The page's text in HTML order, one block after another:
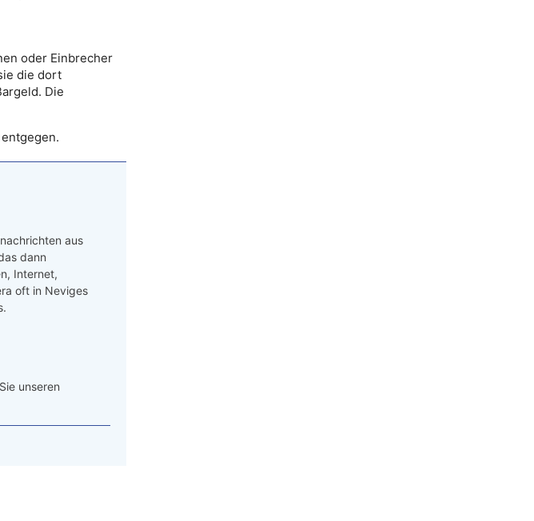
oder Einbrecher
die dort
Die
aus
dann
Internet,
oft in Neviges
unseren